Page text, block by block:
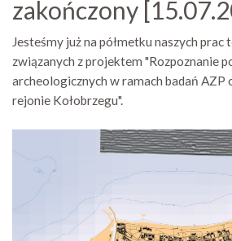
zakończony
Jesteśmy już na półmetku naszych prac
związanych z projektem "Rozpoznanie
archeologicznych w ramach badań
rejonie Kołobrzegu".